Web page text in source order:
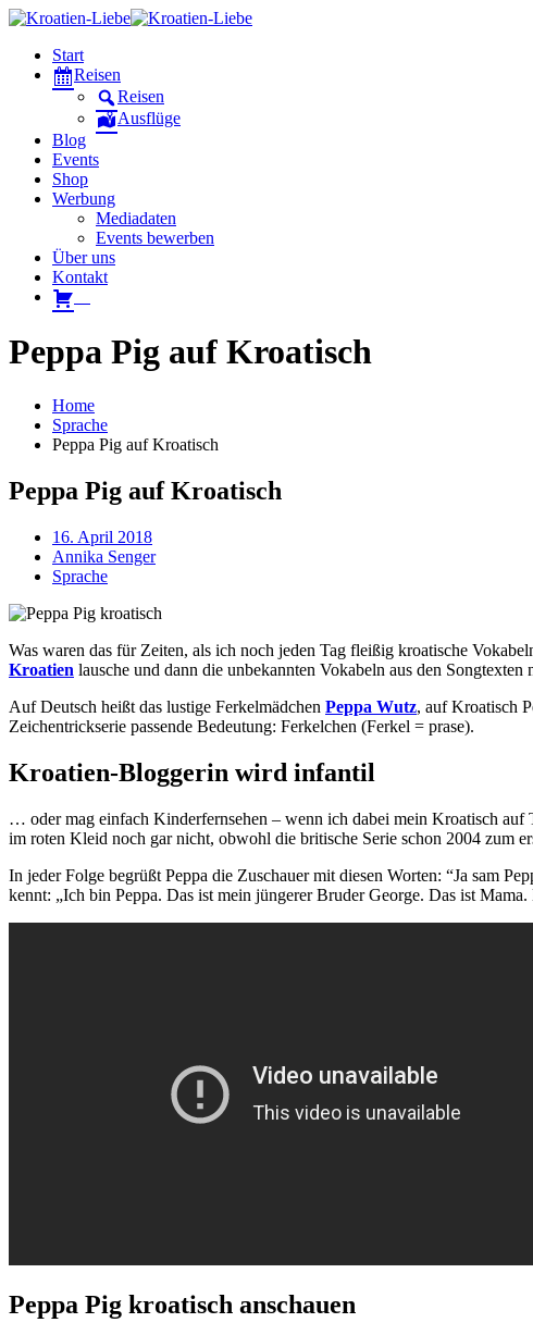
Start
Reisen
Reisen
Ausflüge
Blog
Events
Shop
Werbung
Mediadaten
Events bewerben
Über uns
Kontakt
Peppa Pig auf Kroatisch
Home
Sprache
Peppa Pig auf Kroatisch
Peppa Pig auf Kroatisch
16. April 2018
Annika Senger
Sprache
Was waren das für Zeiten, als ich noch jeden Tag fleißig kroatische
Kroatien lausche und dann die unbekannten Vokabeln aus den
Auf Deutsch heißt das lustige Ferkelmädchen Peppa Wutz, auf Kroatisch
Zeichentrickserie passende Bedeutung: Ferkelchen (Ferkel = prase).
Kroatien-Bloggerin wird infantil
… oder mag einfach Kinderfernsehen – wenn ich dabei mein Kroatisch auf
im roten Kleid noch gar nicht, obwohl die britische Serie schon 2004 zum
In jeder Folge begrüßt Peppa die Zuschauer mit diesen Worten: “Ja sam
kennt: „Ich bin Peppa. Das ist mein jüngerer Bruder George. Das ist
Peppa Pig kroatisch anschauen